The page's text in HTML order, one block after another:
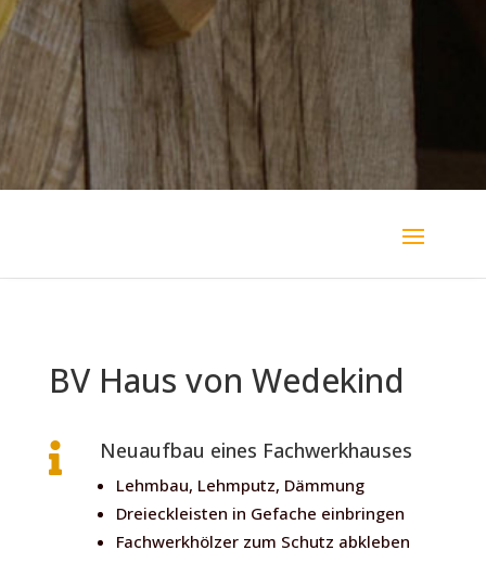
BV Haus von Wedekind
 Neuaufbau eines Fachwerkhauses
Lehmbau, Lehmputz, Dämmung
Dreieckleisten in Gefache einbringen
Fachwerkhölzer zum Schutz abkleben